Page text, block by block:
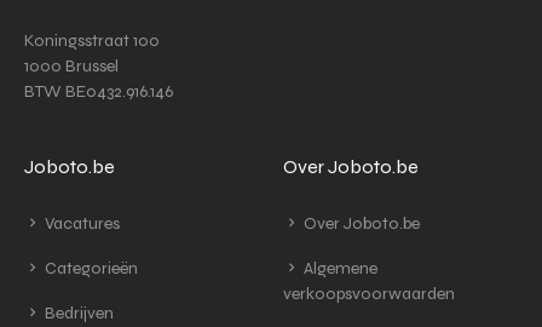
Koningsstraat 100
1000 Brussel
BTW BE0432.916.146
Joboto.be
Vacatures
Categorieën
Bedrijven
Over Joboto.be
Over Joboto.be
Algemene
verkoopsvoorwaarden